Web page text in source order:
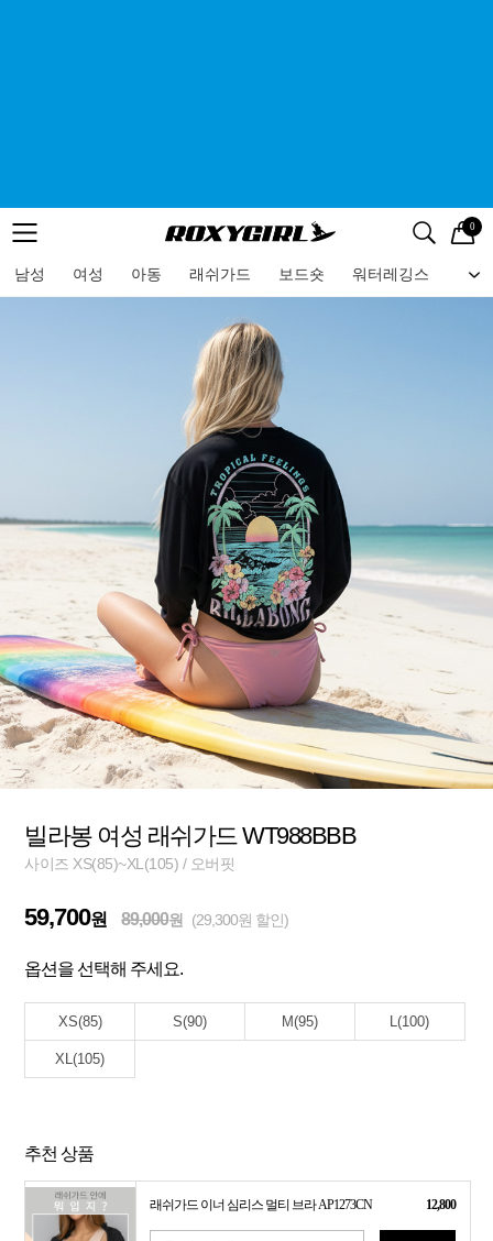
메뉴 검색
로고 0
남성 여성 아동 래쉬가드 보드숏 워터레깅스 비
메뉴
빌라봉 여성 래쉬가드 WT988BBB
사이즈 XS(85)~XL(105) / 오버핏
59,700원 89,000원 (29,300원 할인)
옵션을 선택해 주세요.
XS(85) S(90) M(95) L(100)
XL(105)
추천 상품
래쉬가드 이너 심리스 멀티 브라 AP1273CN 12,800